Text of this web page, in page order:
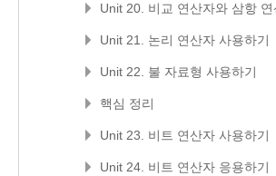
Unit 20. 비교 연산자와 삼항
Unit 21. 논리 연산자 사용하기
Unit 22. 불 자료형 사용하기
핵심 정리
Unit 23. 비트 연산자 사용하기
Unit 24. 비트 연산자 응용하기